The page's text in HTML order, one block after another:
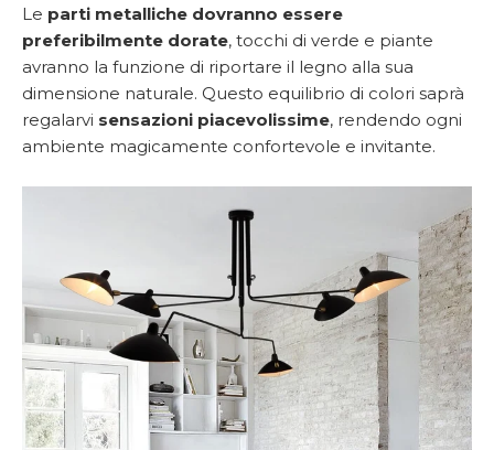
Le parti metalliche dovranno essere
preferibilmente dorate, tocchi di verde e piante
avranno la funzione di riportare il legno alla sua
dimensione naturale. Questo equilibrio di colori saprà
regalarvi sensazioni piacevolissime, rendendo ogni
ambiente magicamente confortevole e invitante.